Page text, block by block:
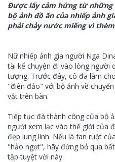
Được lấy cảm hứng từ những
bộ ảnh đồ ăn của nhiếp ảnh
phải chảy nước miếng vì
Nữ nhiếp ảnh gia người Nga
tài kể chuyện đi vào lòng người
tượng. Trước đây, cô đã làm
"điên đảo" với bộ ảnh về
vật trên bàn.
Tiếp tục đà thành công của bộ
người xem lạc vào thế giới của
đẹp lung linh. Nếu là fan ruột
"hảo ngọt", hãy đừng bỏ qua
tập tuyệt vời này.